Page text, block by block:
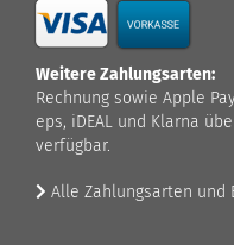
Weitere Zahlungsarten:
Rechnung sowie Apple
eps, iDEAL und Klarna
verfügbar.
Alle Zahlungsarten und